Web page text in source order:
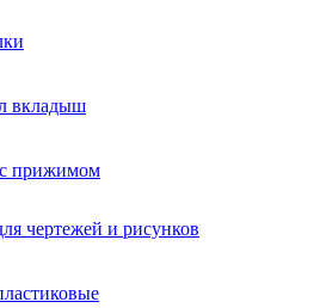
вкладыш
прижимом
чертежей и рисунков